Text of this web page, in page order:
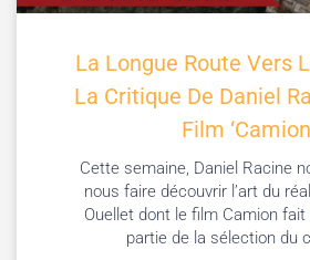
La Longue Route Vers
La Critique De Daniel
Film
Cette semaine, Daniel Racine
nous faire découvrir l’art du
Ouellet dont le film Camion
partie de la sélection du